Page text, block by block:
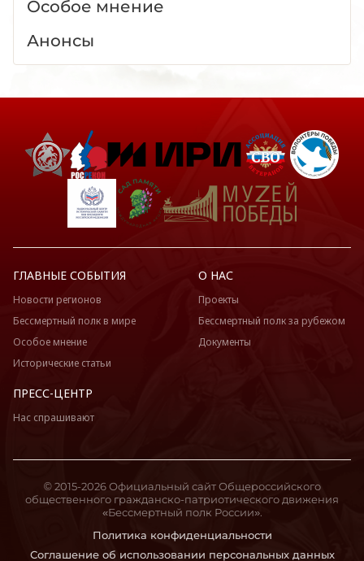
Особое мнение
Анонсы
ГЛАВНЫЕ СОБЫТИЯ
Новости регионов
Бессмертный полк в мире
Особое мнение
Исторические статьи
О НАС
Проекты
Бессмертный полк за рубежом
Документы
ПРЕСС-ЦЕНТР
Нас спрашивают
Политика конфиденциальности
Соглашение об использовании персональных данных
© 2015-2026 Официальный сайт Общероссийского
общественного гражданско-патриотического движения
«Бессмертный полк России».